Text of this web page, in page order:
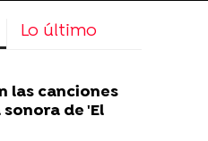
Lo último
las canciones
de 'El